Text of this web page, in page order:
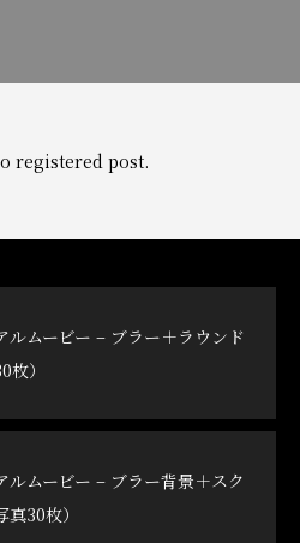
registered post.
ルムービー – ブラー＋ラウンド
枚）
ルムービー – ブラー背景＋スク
30枚）